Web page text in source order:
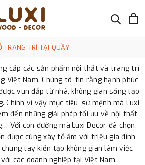
TRANG TRÍ TẠI QUẦY
cấp các sản phẩm nội thất và trang trí
Việt Nam. Chúng tôi tin rằng hạnh phúc
vun đắp từ nhà, không gian sống tạo
Chính vì vậy mục tiêu, sứ mệnh mà Luxi
đến những giải pháp tối ưu về nội thất
Với con đường mà Luxi Decor đã chọn,
được cùng xây tổ ấm với triệu gia đình
tay kiến tạo không gian làm việc
các doanh nghiệp tại Việt Nam.